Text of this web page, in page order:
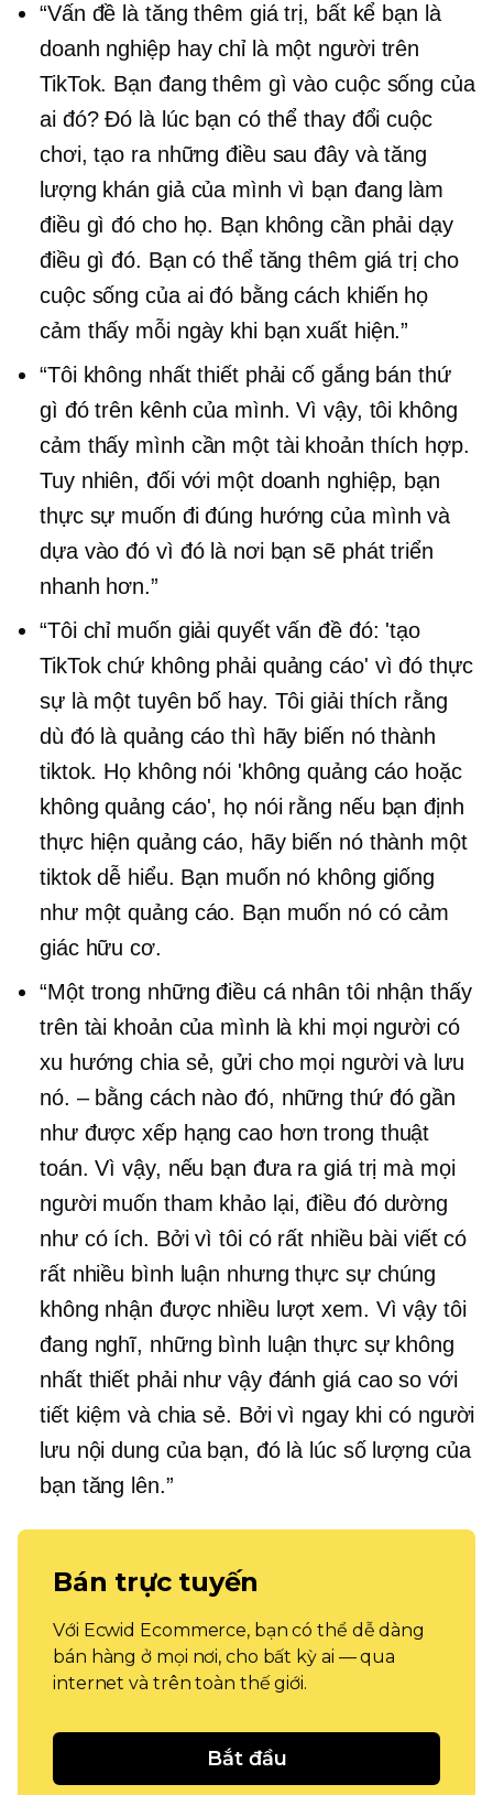
“Vấn đề là tăng thêm giá trị, bất kể bạn là
doanh nghiệp hay chỉ là một người trên
TikTok. Bạn đang thêm gì vào cuộc sống của
ai đó? Đó là lúc bạn có thể thay đổi cuộc
chơi, tạo ra những điều sau đây và tăng
lượng khán giả của mình vì bạn đang làm
điều gì đó cho họ. Bạn không cần phải dạy
điều gì đó. Bạn có thể tăng thêm giá trị cho
cuộc sống của ai đó bằng cách khiến họ
cảm thấy mỗi ngày khi bạn xuất hiện.”
“Tôi không nhất thiết phải cố gắng bán thứ
gì đó trên kênh của mình. Vì vậy, tôi không
cảm thấy mình cần một tài khoản thích hợp.
Tuy nhiên, đối với một doanh nghiệp, bạn
thực sự muốn đi đúng hướng của mình và
dựa vào đó vì đó là nơi bạn sẽ phát triển
nhanh hơn.”
“Tôi chỉ muốn giải quyết vấn đề đó: 'tạo
TikTok chứ không phải quảng cáo' vì đó thực
sự là một tuyên bố hay. Tôi giải thích rằng
dù đó là quảng cáo thì hãy biến nó thành
tiktok. Họ không nói 'không quảng cáo hoặc
không quảng cáo', họ nói rằng nếu bạn định
thực hiện quảng cáo, hãy biến nó thành một
tiktok dễ hiểu. Bạn muốn nó không giống
như một quảng cáo. Bạn muốn nó có cảm
giác hữu cơ.
“Một trong những điều cá nhân tôi nhận thấy
trên tài khoản của mình là khi mọi người có
xu hướng chia sẻ, gửi cho mọi người và lưu
nó. –bằng cách nào đó, những thứ đó gần
như được xếp hạng cao hơn trong thuật
toán. Vì vậy, nếu bạn đưa ra giá trị mà mọi
người muốn tham khảo lại, điều đó dường
như có ích. Bởi vì tôi có rất nhiều bài viết có
rất nhiều bình luận nhưng thực sự chúng
không nhận được nhiều lượt xem. Vì vậy tôi
đang nghĩ, những bình luận thực sự không
nhất thiết phải như vậy đánh giá caoso với
tiết kiệm và chia sẻ. Bởi vì ngay khi có người
lưu nội dung của bạn, đó là lúc số lượng của
bạn tăng lên.”
Bán trực tuyến
Với Ecwid Ecommerce, bạn có thể dễ dàng
bán hàng ở mọi nơi, cho bất kỳ ai — qua
internet và trên toàn thế giới.
Bắt đầu